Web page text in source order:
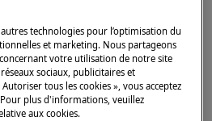
technologies pour l’optimisation du
et marketing. Nous partageons
votre utilisation de notre site
sociaux, publicitaires et
tous les cookies », vous acceptez
plus d'informations, veuillez
aux cookies.